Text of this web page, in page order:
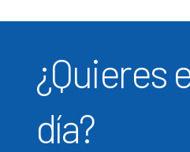
¿Quieres
día?